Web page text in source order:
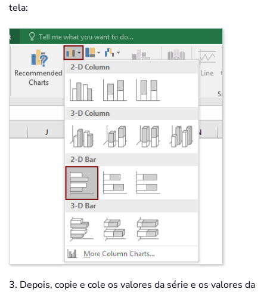
tela:
3. Depois, copie e cole os valores da série e os valores da